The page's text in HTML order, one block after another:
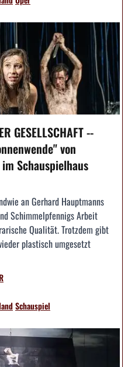
GESELLSCHAFT --
von
Schauspielhaus
an Gerhard Hauptmanns
Schimmelpfennigs Arbeit
Qualität. Trotzdem gibt
plastisch umgesetzt
Schauspiel